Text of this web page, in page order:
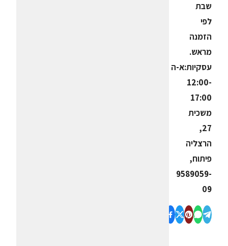
שבת
לפי
הזמנה
מראש.
עסקיות:א-ה
12:00-
17:00
משכית
27,
הרצליה
פיתוח,
9589059-
09